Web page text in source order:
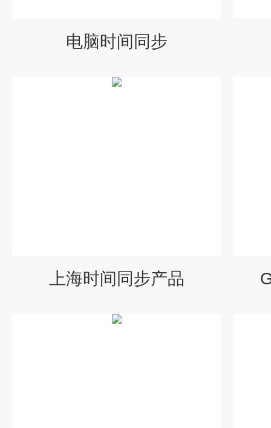
电脑时间同步
上海时间同步产品